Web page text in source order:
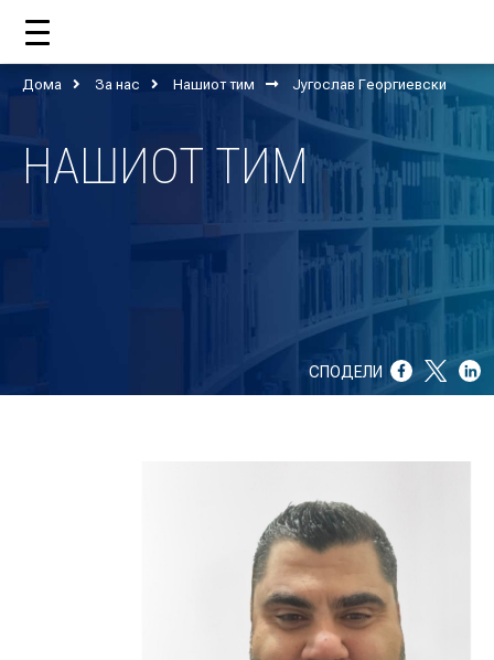
ГОДИШНИ ИЗВЕШТАИ
Дома За нас Нашиот тим Југослав Георгиевски
НАШИОТ ТИМ
СПОДЕЛИ